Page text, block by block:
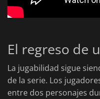
El regreso de
La jugabilidad sigue
de la serie. Los
entre dos personajes